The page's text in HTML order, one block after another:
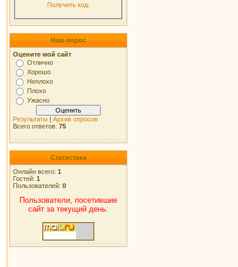
Получить код:
Наш опрос
Оцените мой сайт
Отлично
Хорошо
Неплохо
Плохо
Ужасно
Результаты | Архив опросов
Всего ответов: 75
Статистика
Онлайн всего: 1
Гостей: 1
Пользователей: 0
Пользователи, посетившие
сайт за текущий день: